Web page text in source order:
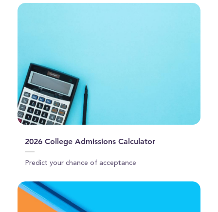
2026 College Admissions Calculator
Predict your chance of acceptance